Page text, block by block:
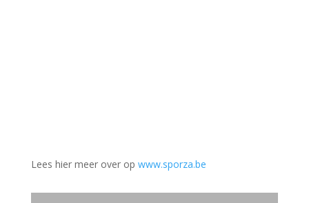
Lees hier meer over op www.sporza.be